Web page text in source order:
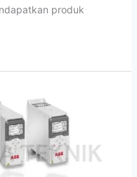
produk